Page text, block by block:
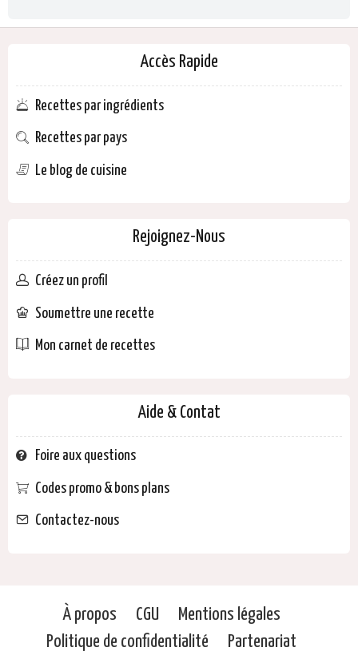
Accès Rapide
Recettes par ingrédients
Recettes par pays
Le blog de cuisine
Rejoignez-Nous
Créez un profil
Soumettre une recette
Mon carnet de recettes
Aide & Contat
Foire aux questions
Codes promo & bons plans
Contactez-nous
À propos CGU
Mentions légales
Politique de confidentialité
Partenariat